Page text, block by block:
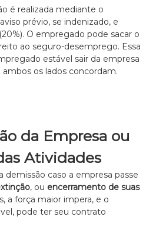
é realizada mediante o
prévio, se indenizado, e
O empregado pode sacar o
ao seguro-desemprego. Essa
estável sair da empresa
os lados concordam.
da Empresa ou
Atividades
demissão caso a empresa passe
, ou encerramento de suas
a força maior impera, e o
pode ter seu contrato